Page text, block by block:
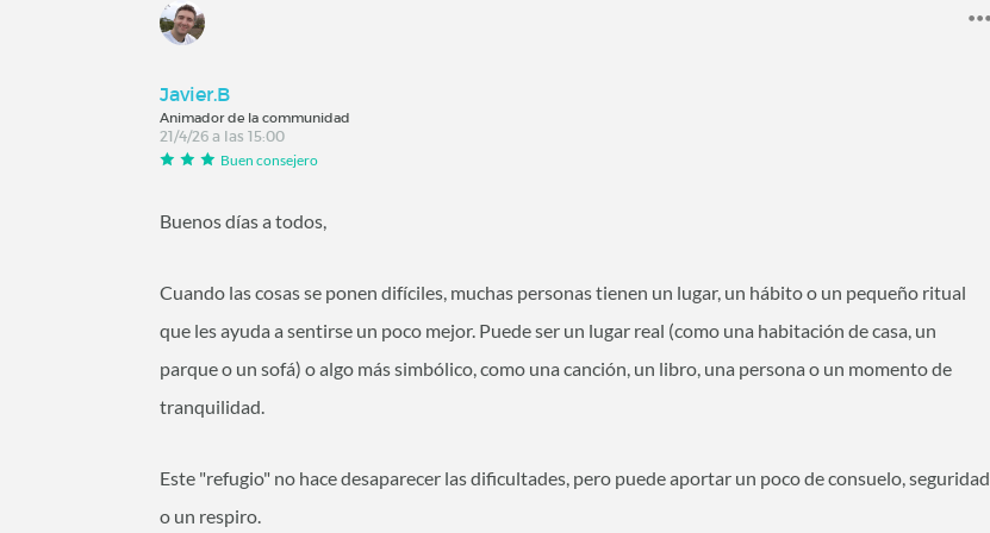
Javier.B
Animador de la communidad
21/4/26 a las 15:00
Buen consejero
Buenos días a todos,
Cuando las cosas se ponen difíciles, muchas personas tienen un lugar, un hábito o un pequeño ritual
que les ayuda a sentirse un poco mejor. Puede ser un lugar real (como una habitación de casa, un
parque o un sofá) o algo más simbólico, como una canción, un libro, una persona o un momento de
tranquilidad.
Este "refugio" no hace desaparecer las dificultades, pero puede aportar un poco de consuelo, seguridad
o un respiro.